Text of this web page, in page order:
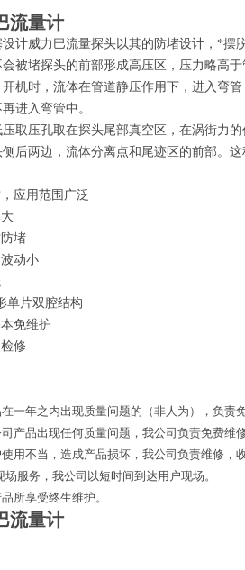
流量计
计威力巴流量探头以其的防堵设计，*
被堵探头的前部形成高压区，压力略高
机时，流体在管道静压作用下，进入弯
进入弯管中。
取压孔取在探头尾部真空区，在涡街力
后两边，流体分离点和尾迹区的前部。
应用范围广泛
堵
动小
单片双腔结构
免维护
修
一年之内出现质量问题的（非人为），负责免
产品出现任何质量问题，我公司负责免费维修
用不当，造成产品损坏，我公司负责维修，
服务，我公司以短时间到达用户现场。
所享受终生维护。
流量计